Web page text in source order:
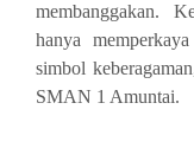
membanggakan.
hanya
simbol
SMAN 1 Amuntai.